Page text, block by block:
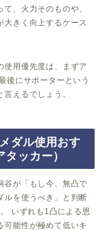
、火力そのものや、
大きく向上するケース
使用優先度は、まずア
後にサポーターという
えるでしょう。
ダル使用おす
ッカー）
谷が「もし今、無凸で
ルを使うべき」と判断
いずれも1凸による恩
可能性が極めて低いキ